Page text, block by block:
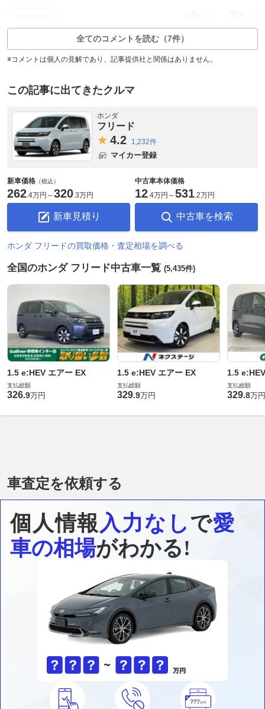
全てのコメントを読む（7件）
※コメントは個人の見解であり、記事提供社と関係はありません。
この記事に出てきたクルマ
ホンダ
フリード
4.2 1,232件
マイカー登録
新車価格 （税込）
262.4万円 ～320.3万円
新車見積り
中古車本体価格
12.4万円 ～531.2万円
中古車を検索
ホンダ フリードの買取価格・査定相場を調べる
全国のホンダ フリード中古車一覧 (5,435件)
1.5 e:HEV エアー EX
支払総額
326.9万円
1.5 e:HEV エアー EX
支払総額
329.9万円
1.5
支払総額
329.8万円
車査定を依頼する
個人情報入力なしで愛
車の相場がわかる!